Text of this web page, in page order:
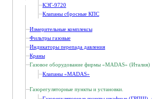
КЭГ-9720
Клапаны сбросные КПС
Измерительные комплексы
Фильтры газовые
Индикаторы перепада давления
Краны
Газовое оборудование фирмы «MADAS» (Италия)
Клапаны «MADAS»
Газорегуляторные пункты и установки.